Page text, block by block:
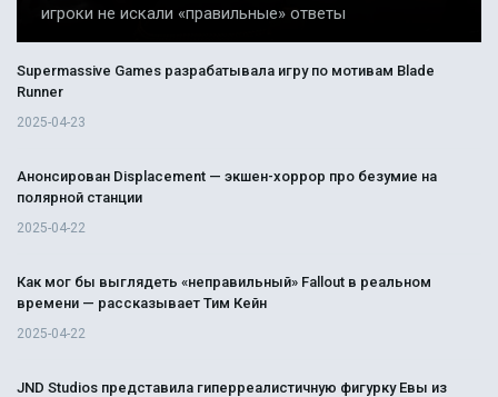
игроки не искали «правильные» ответы
Supermassive Games разрабатывала игру по мотивам Blade
Runner
2025-04-23
Анонсирован Displacement — экшен-хоррор про безумие на
полярной станции
2025-04-22
Как мог бы выглядеть «неправильный» Fallout в реальном
времени — рассказывает Тим Кейн
2025-04-22
JND Studios представила гиперреалистичную фигурку Евы из